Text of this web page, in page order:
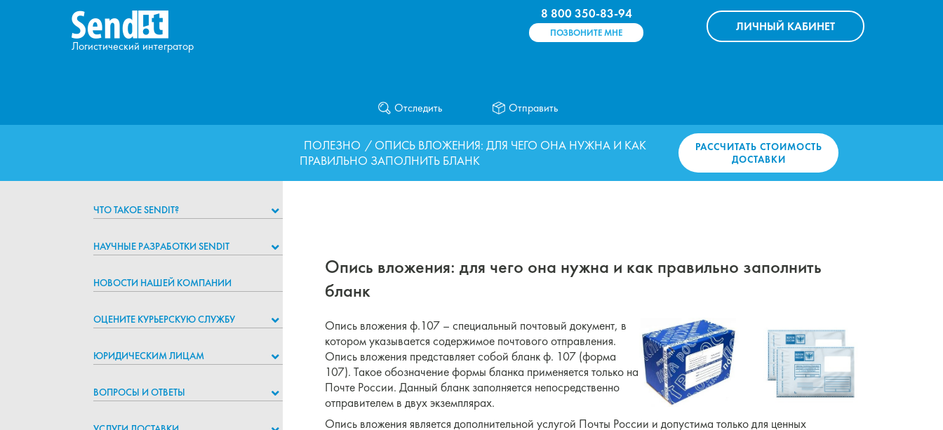
8 800 350-83-94
ПОЗВОНИТЕ МНЕ ЛИЧНЫЙ КАБИНЕТ
Логистический интегратор
Отследить Отправить
ПОЛЕЗНО / ОПИСЬ ВЛОЖЕНИЯ: ДЛЯ ЧЕГО ОНА НУЖНА И КАК
ПРАВИЛЬНО ЗАПОЛНИТЬ БЛАНК
РАССЧИТАТЬ СТОИМОСТЬ
ДОСТАВКИ
ЧТО ТАКОЕ SENDIT?
НАУЧНЫЕ РАЗРАБОТКИ SENDIT
НОВОСТИ НАШЕЙ КОМПАНИИ
ОЦЕНИТЕ КУРЬЕРСКУЮ СЛУЖБУ
ЮРИДИЧЕСКИМ ЛИЦАМ
ВОПРОСЫ И ОТВЕТЫ
Опись вложения: для чего она нужна и как правильно заполнить
бланк
Опись вложения ф.107 – специальный почтовый документ, в
котором указывается содержимое почтового отправления.
Опись вложения представляет собой бланк ф. 107 (форма
107). Такое обозначение формы бланка применяется только на
Почте России. Данный бланк заполняется непосредственно
отправителем в двух экземплярах.
Опись вложения является дополнительной услугой Почты России и допустима только для ценных